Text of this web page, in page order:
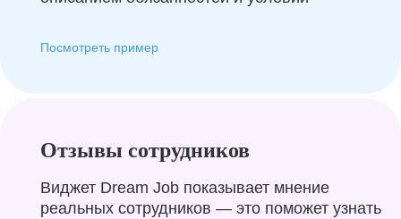
Посмотреть пример
Отзывы сотрудников
Виджет Dream Job показывает мнение
реальных сотрудников — это поможет узнать